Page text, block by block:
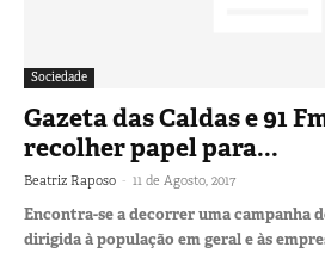
Sociedade
Gazeta das Caldas e 91
recolher papel para...
Beatriz Raposo - 11 de Agosto, 2017
Encontra-se a decorrer uma campanha
dirigida à população em geral e às